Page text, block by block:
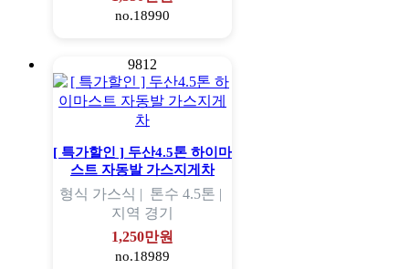
no.18990
9812
[ 특가할인 ] 두산4.5톤 하이마
스트 자동발 가스지게차
형식 가스식 | 톤수 4.5톤 |
지역 경기
1,250만원
no.18989